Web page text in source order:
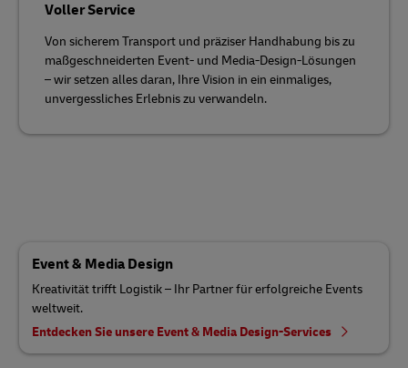
Voller Service
Von sicherem Transport und präziser Handhabung bis zu
maßgeschneiderten Event- und Media-Design-Lösungen
– wir setzen alles daran, Ihre Vision in ein einmaliges,
unvergessliches Erlebnis zu verwandeln.
Event & Media Design
Kreativität trifft Logistik – Ihr Partner für erfolgreiche Events
weltweit.
Entdecken Sie unsere Event & Media Design-Services